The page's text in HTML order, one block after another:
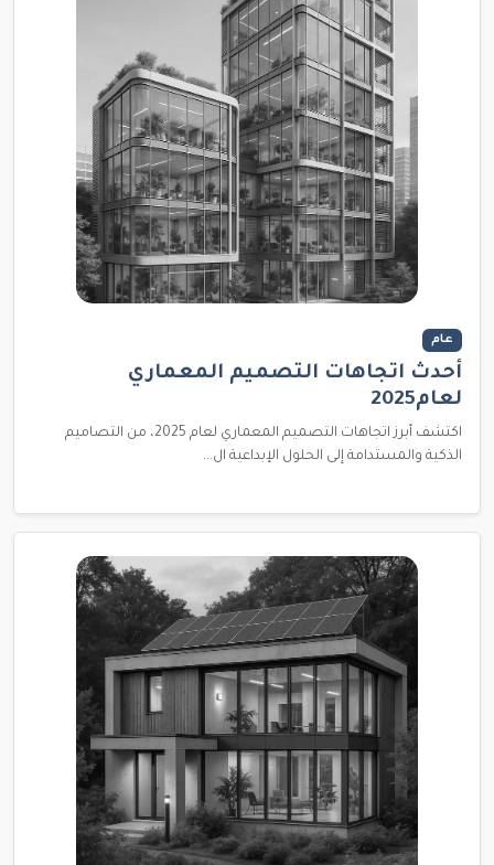
عام
أحدث اتجاهات التصميم المعماري
لعام2025
اكتشف أبرز اتجاهات التصميم المعماري لعام 2025، من التصاميم
الذكية والمستدامة إلى الحلول الإبداعية ال...